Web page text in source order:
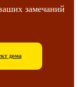
замечаний
дома